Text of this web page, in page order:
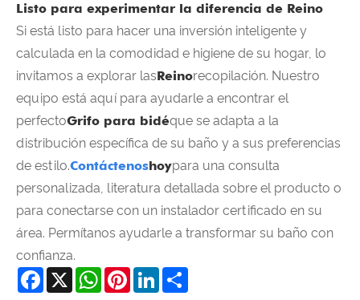
Listo para experimentar la diferencia de Reino
Si está listo para hacer una inversión inteligente y
calculada en la comodidad e higiene de su hogar, lo
invitamos a explorar lasReinorecopilación. Nuestro
equipo está aquí para ayudarle a encontrar el
perfectoGrifo para bidéque se adapta a la
distribución específica de su baño y a sus preferencias
de estilo.Contáctenoshoypara una consulta
personalizada, literatura detallada sobre el producto o
para conectarse con un instalador certificado en su
área. Permítanos ayudarle a transformar su baño con
confianza.
Facebook
X WhatsAppPinterestLinkedIn